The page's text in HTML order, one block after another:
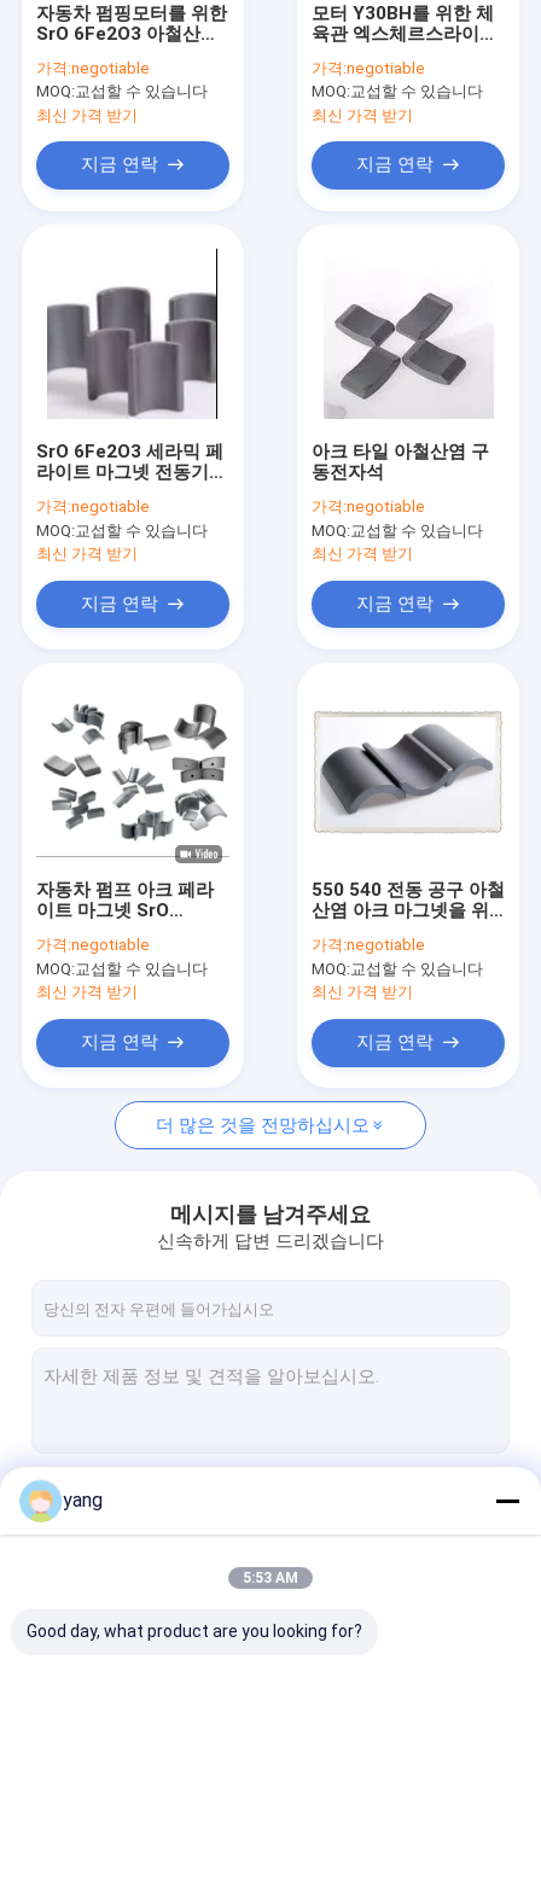
제품
VR 전시회
회사 소개
인용문을 요구하세요
영구적 페라이트 마그넷
소결 페라이트 자석
주입 주형을 떠서 만드는 마그넷
아철산염 링 마그네트
단단한 페라이트 마그넷
이방성 페라이트 마그넷
자동차 펌핑모터를 위한
SrO 6Fe2O3 아철산염
TS16949
가격:negotiable
MOQ:교섭할 수 있습니다
최신 가격 받기
지금 연락
모터 Y30BH를 위한 체
육관 엑스체르스라이스
그넷은 특화했습니다
가격:negotiable
MOQ:교섭할 수 있습니다
최신 가격 받기
지금 연락
SrO 6Fe2O3 세라믹 페
라이트 마그넷 전동기
가격:negotiable
MOQ:교섭할 수 있습니다
최신 가격 받기
지금 연락
아크 타일 아철산염 구
동전자석
가격:negotiable
MOQ:교섭할 수 있습니다
최신 가격 받기
지금 연락
자동차 펌프 아크 페라
이트 마그넷 SrO
그먼트 자석
가격:negotiable
MOQ:교섭할 수 있습니다
최신 가격 받기
지금 연락
550 540 전동 공구 아철
산염 아크 마그넷을 위
아철산염 자석
가격:negotiable
MOQ:교섭할 수 있습니다
최신 가격 받기
지금 연락
더 많은 것을 전망하십시오
메시지를 남겨주세요
신속하게 답변 드리겠습니다
yang
5:53 AM
Good day, what product are you looking for?